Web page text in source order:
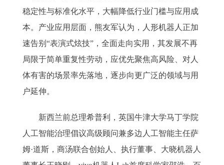
稳定性与标准化水平，大幅降低行业门槛与应用成
本。产业应用层面，熊友军认为，人形机器人正加
速告别“表演式炫技”，全面走向实用，其发展不再
局限于简单重复性劳动，应优先聚焦高风险、对人
体有害的场景率先落地，逐步向更广泛的领域与用
户延伸。
新西兰前总理希普利，英国牛津大学马丁学院
人工智能治理倡议高级顾问兼多边人工智能主任萨
姆·道斯，商汤联合创始人、执行董事、大晓机器人